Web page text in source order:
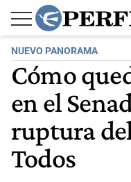
NUEVO PANORAMA
Cómo
en el
ruptura
Todos